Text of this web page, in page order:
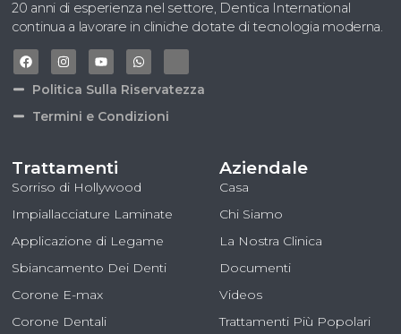
20 anni di esperienza nel settore, Dentica International
continua a lavorare in cliniche dotate di tecnologia moderna.
Politica Sulla Riservatezza
Termini e Condizioni
Trattamenti
Sorriso di Hollywood
Impiallacciature Laminate
Applicazione di Legame
Sbiancamento Dei Denti
Corone E-max
Corone Dentali
Aziendale
Casa
Chi Siamo
La Nostra Clinica
Documenti
Videos
Trattamenti Più Popolari